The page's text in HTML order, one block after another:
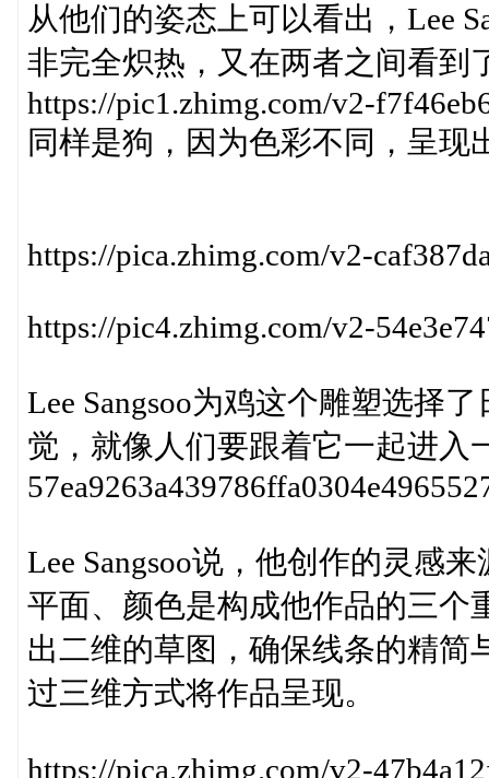
从他们的姿态上可以看出，Lee
非完全炽热，又在两者之间看到
https://pic1.zhimg.com/v2-
同样是狗，因为色彩不同，呈
https://pica.zhimg.com/v2-
https://pic4.zhimg.com/v2-
Lee Sangsoo为鸡这个雕塑选择
觉，就像人们要跟着它一起进入
Lee Sangsoo说，他创作的灵感
平面、颜色是构成他作品的三个
出二维的草图，确保线条的精简
过三维方式将作品呈现。
https://pica.zhimg.com/v2-